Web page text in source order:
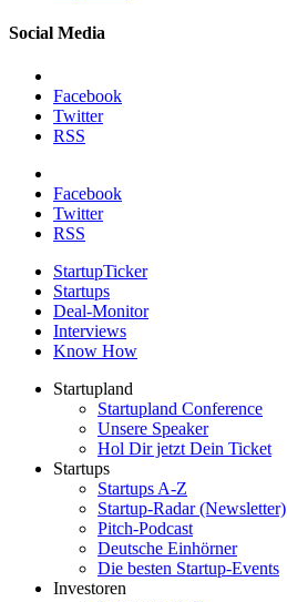
Social Media
Facebook
Twitter
RSS
Facebook
Twitter
RSS
StartupTicker
Startups
Deal-Monitor
Interviews
Know How
Startupland
Startupland Conference
Unsere Speaker
Hol Dir jetzt Dein Ticket
Startups
Startups A-Z
Startup-Radar (Newsletter)
Pitch-Podcast
Deutsche Einhörner
Die besten Startup-Events
Investoren